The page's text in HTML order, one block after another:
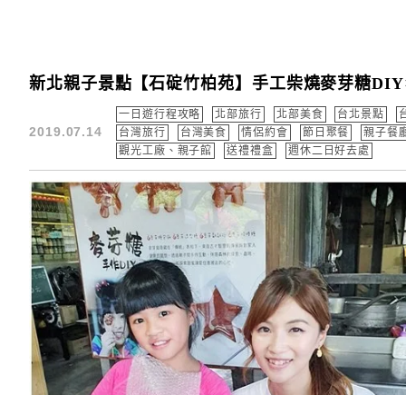
新北親子景點【石碇竹柏苑】手工柴燒麥芽糖
2019.07.14
一日遊行程攻略 北部旅行 北部美食 台北景點
台灣旅行
台灣美食 情侶約會 節日聚餐
親子餐
觀光工廠、親子館
送禮禮盒 週休二日好去處